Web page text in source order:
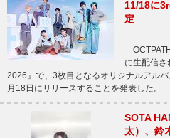
11/18に
定
に生配信
2026』で、3枚目となるオリジナルアル
月18日にリリースすることを発表した
SOTA
太）、鈴